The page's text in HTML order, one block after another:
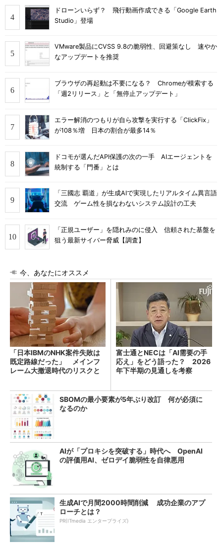
ドローンいらず？ 飛行動画作成できる「Google Earth
Studio」登場
VMware製品にCVSS 9.8の脆弱性、回避策なし 速やか
なアップデートを推奨
ブラウザの再起動は不要になる？ Chromeが模索する
「週2リリース」と「無停止アップデート」
エラー解消のつもりが自ら攻撃を実行する「ClickFix」
が108％増 日本の割合が最多14％
ドコモが選んだAPI保護の次の一手 AIエージェントを
統制する「門番」とは
「三國志 覇道」が生成AIで実現したリアルタイム異言語
交流 ゲーム性を損なわないシステム設計の工夫
「正規ユーザー」を隠れみのに侵入 信頼された基盤を
狙う最新サイバー脅威【調査】
今、あなたにオススメ
「日本IBMのNHK案件失敗は
既定路線だった」 メインフ
レーム大撤退時代のリスクと
富士通とNECは「AI需要の手
応え」をどう語った？ 2026
年下半期の見通しを考察
SBOMの最小要素が5年ぶり改訂 何が必須に
なるのか
AIが「プロキシを突破する」時代へ OpenAI
の評価用AI、ゼロデイ脆弱性を自律悪用
生成AIで月間2000時間削減 成功企業のアプ
ローチとは？
PR(ITmedia エンタープライズ)